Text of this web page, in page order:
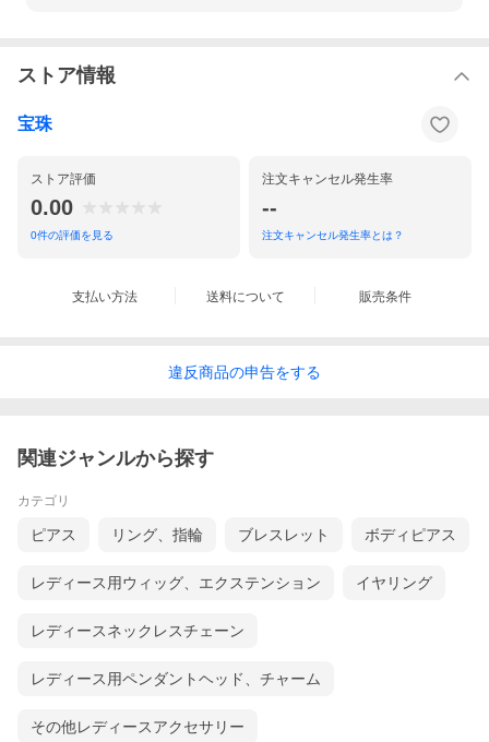
ストア情報
宝珠
ストア評価
0.00
0件の評価を見る
注文キャンセル発生率
--
注文キャンセル発生率とは？
支払い方法 送料について 販売条件
違反商品の申告をする
関連ジャンルから探す
カテゴリ
ピアス リング、指輪 ブレスレット ボディピアス
レディース用ウィッグ、エクステンション イヤリング
レディースネックレスチェーン
レディース用ペンダントヘッド、チャーム
その他レディースアクセサリー